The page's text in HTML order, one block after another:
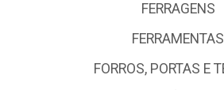
FERRAGENS
FERRAMENTAS
FORROS, PORTAS E